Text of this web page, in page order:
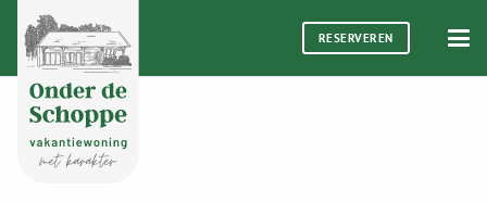
RESERVEREN